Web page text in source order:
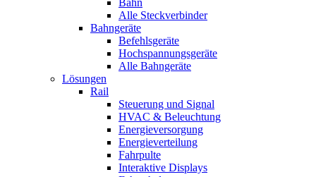
Bahn
Alle Steckverbinder
Bahngeräte
Befehlsgeräte
Hochspannungsgeräte
Alle Bahngeräte
Lösungen
Rail
Steuerung und Signal
HVAC & Beleuchtung
Energieversorgung
Energieverteilung
Fahrpulte
Interaktive Displays